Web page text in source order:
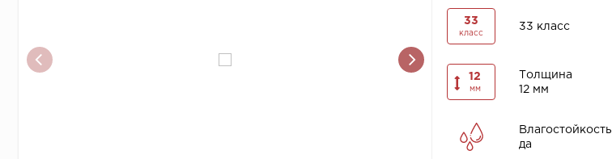
33
класс
33 класс
12
мм
Толщина
12 мм
Влагостойкость
да